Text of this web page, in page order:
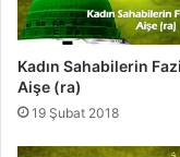
e
t
-
i
l
Kadın Sahabilerin
Aişe (ra)
19 Şubat 2018